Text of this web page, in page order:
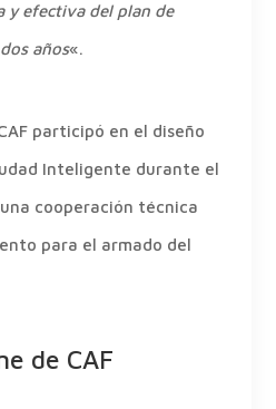
y efectiva del plan de
años«.
participó en el diseño
Inteligente durante el
cooperación técnica
para el armado del
de CAF